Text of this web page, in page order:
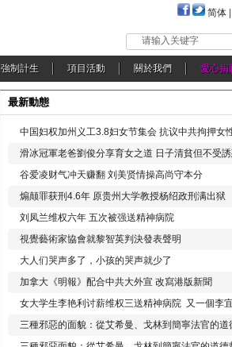
简体
请输入关键字
強制計生 項目活動 關於我們 愛心捐
最新動態
中国妇权加州义工3.8妇女节集会 抗议中共拘押女
滑冰冠軍老爸劉俊分享育女之道 日子清貧但不受
谷爱凌财气冲天赚翻 刘美贤情操高尚守本分
煽颠罪获刑4.6年 原贵州大学教授杨绍政刑满出狱
刘凤兰维权六年 五次被强送精神病院
視覺藝術家協會就黎智英判決發表聲明
大人们哭声多了，小孩的哭声就少了
加拿大《明報》配合中共大外宣 改寫港版新聞
女大学生李艳利讨薪维权三送精神病院 又一個李宜
三種邪惡的面貌：從艾希曼、戈林到簡寧法官的道